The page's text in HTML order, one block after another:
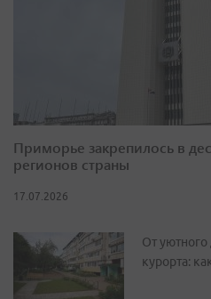
Приморье закрепилось в
регионов страны
17.07.2026
От
курорта: